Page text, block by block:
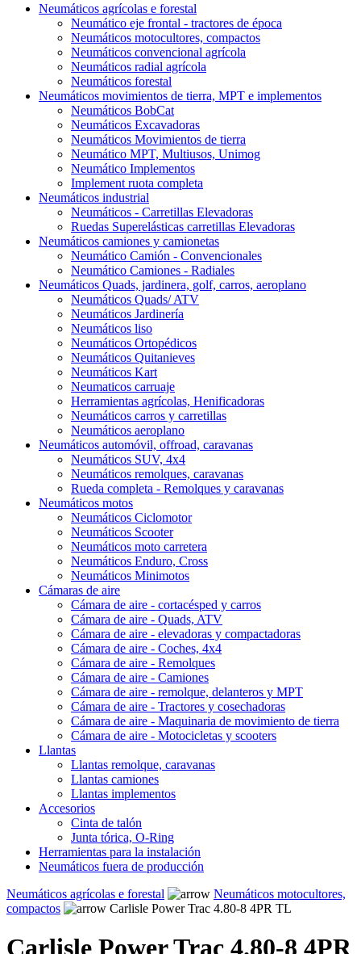
Neumáticos agrícolas e forestal
Neumático eje frontal - tractores de época
Neumáticos motocultores, compactos
Neumáticos convencional agrícola
Neumáticos radial agrícola
Neumáticos forestal
Neumáticos movimientos de tierra, MPT e implementos
Neumáticos BobCat
Neumáticos Excavadoras
Neumáticos Movimientos de tierra
Neumático MPT, Multiusos, Unimog
Neumático Implementos
Implement ruota completa
Neumáticos industrial
Neumáticos - Carretillas Elevadoras
Ruedas Superelásticas carretillas Elevadoras
Neumáticos camiones y camionetas
Neumático Camión - Convencionales
Neumático Camiones - Radiales
Neumáticos Quads, jardinera, golf, carros, aeroplano
Neumáticos Quads/ ATV
Neumáticos Jardinería
Neumáticos liso
Neumáticos Ortopédicos
Neumáticos Quitanieves
Neumáticos Kart
Neumaticos carruaje
Herramientas agrícolas, Henificadoras
Neumáticos carros y carretillas
Neumáticos aeroplano
Neumáticos automóvil, offroad, caravanas
Neumáticos SUV, 4x4
Neumáticos remolques, caravanas
Rueda completa - Remolques y caravanas
Neumáticos motos
Neumáticos Ciclomotor
Neumáticos Scooter
Neumáticos moto carretera
Neumáticos Enduro, Cross
Neumáticos Minimotos
Cámaras de aire
Cámara de aire - cortacésped y carros
Cámara de aire - Quads, ATV
Cámara de aire - elevadoras y compactadoras
Cámara de aire - Coches, 4x4
Cámara de aire - Remolques
Cámara de aire - Camiones
Cámara de aire - remolque, delanteros y MPT
Cámara de aire - Tractores y cosechadoras
Cámara de aire - Maquinaria de movimiento de tierra
Cámara de aire - Motocicletas y scooters
Llantas
Llantas remolque, caravanas
Llantas camiones
Llantas implementos
Accesorios
Cinta de talón
Junta tórica, O-Ring
Herramientas para la instalación
Neumáticos fuera de producción
Neumáticos agrícolas e forestal
Neumáticos motocultores,
compactos
Carlisle Power Trac 4.80-8 4PR TL
Carlisle Power Trac 4.80-8 4PR